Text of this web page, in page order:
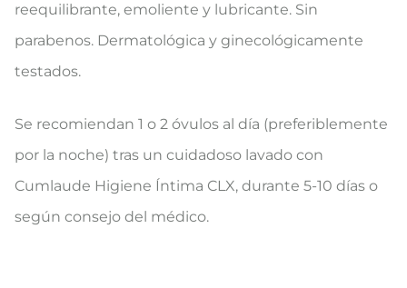
reequilibrante, emoliente y lubricante. Sin
parabenos. Dermatológica y ginecológicamente
testados.
Se recomiendan 1 o 2 óvulos al día (preferiblemente
por la noche) tras un cuidadoso lavado con
Cumlaude Higiene Íntima CLX, durante 5-10 días o
según consejo del médico.